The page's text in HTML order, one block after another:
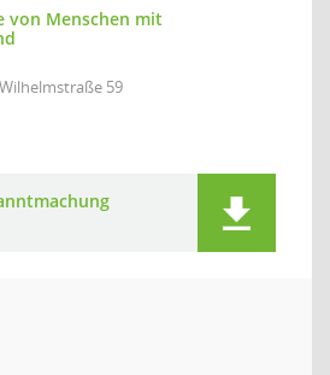
von Menschen mit
59